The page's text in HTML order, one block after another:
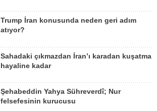
Trump İran konusunda neden geri adım
atıyor?
Sahadaki çıkmazdan İran’ı karadan kuşatma
hayaline kadar
Şehabeddin Yahya Sühreverdî; Nur
felsefesinin kurucusu